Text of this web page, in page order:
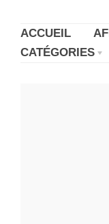
ACCUEIL
CATÉGORIES